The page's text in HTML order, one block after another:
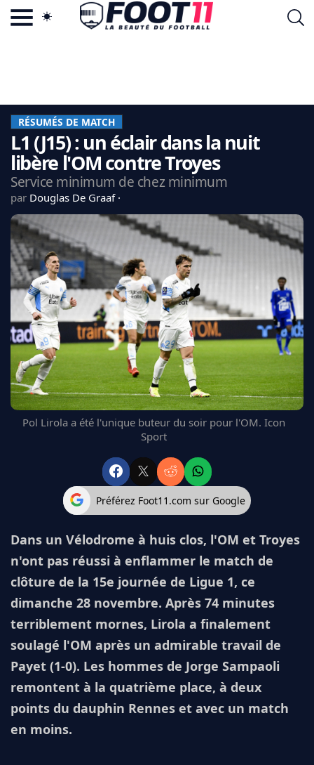
LA CHARTE
VIE PRIVÉE
CGU
CONTACTEZ-NOUS
MERCATO
CDM 2026
EDF
PSG
LIGUE 1
REAL MADRID
FC BARCELONE
MANCHESTER UNITED
CHELSEA
ARSENAL
BAYERN
L'AVIS DE LA RÉDAC'
RÉSUMÉS DE MATCH
L1 (J15) : un éclair dans la nuit
libère l'OM contre Troyes
Service minimum de chez minimum
par Douglas De Graaf
Pol Lirola a été l'unique buteur du soir pour l'OM. Icon
Sport
Préférez Foot11.com sur Google
Dans un Vélodrome à huis clos, l'OM et Troyes
n'ont pas réussi à enflammer le match de
clôture de la 15e journée de Ligue 1, ce
dimanche 28 novembre. Après 74 minutes
terriblement mornes, Lirola a finalement
soulagé l'OM après un admirable travail de
Payet (1-0). Les hommes de Jorge Sampaoli
remontent à la quatrième place, à deux
points du dauphin Rennes et avec un match
en moins.